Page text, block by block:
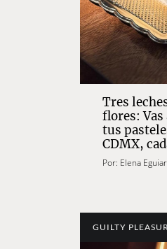
Tres
flores:
tus
CDMX,
Por: Elena
GUILTY